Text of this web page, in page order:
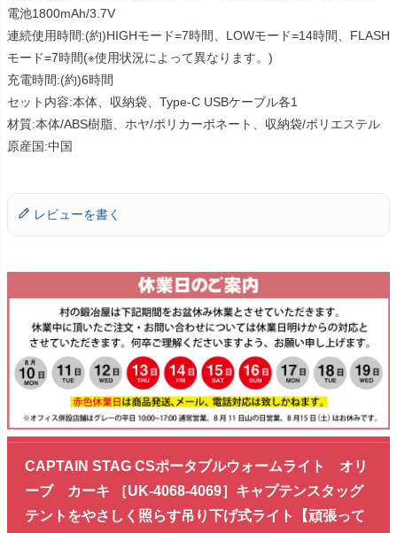
電池1800mAh/3.7V
連続使用時間:(約)HIGHモード=7時間、LOWモード=14時間、FLASH
モード=7時間(※使用状況によって異なります。)
充電時間:(約)6時間
セット内容:本体、収納袋、Type-C USBケーブル各1
材質:本体/ABS樹脂、ホヤ/ポリカーボネート、収納袋/ポリエステル
原産国:中国
レビューを書く
CAPTAIN STAG CSポータブルウォームライト オリ
ーブ カーキ ［UK-4068-4069］キャプテンスタッグ
テントをやさしく照らす吊り下げ式ライト【頑張って